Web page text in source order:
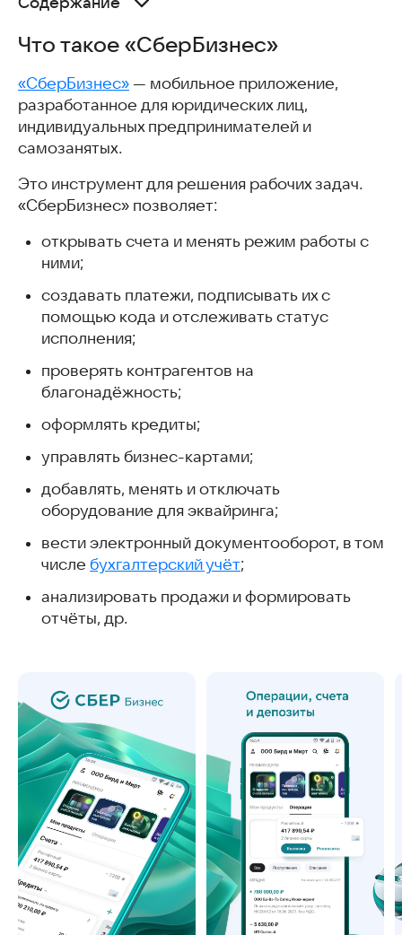
Где скачать приложение «СберБизнес» на Android
Как установить «СберБизнес» с помощью RuStore
Как обновить приложение «СберБизнес»
Как подключить «СберБизнес»
Как войти в приложение «СберБизнес»
Как пользоваться приложением «СберБизнес»
Платежи и переводы
Выставление счетов и закрывающие документы
Эквайринг
Аналитика
Отраслевые решения
Возможные проблемы при установке и работе
Скачать другие приложения ПАО «Сбербанк»
Часто задаваемые вопросы
Что такое «СберБизнес»
«СберБизнес» — мобильное приложение,
разработанное для юридических лиц,
индивидуальных предпринимателей и
самозанятых.
Это инструмент для решения рабочих задач.
«СберБизнес» позволяет:
открывать счета и менять режим работы с
ними;
создавать платежи, подписывать их с
помощью кода и отслеживать статус
исполнения;
проверять контрагентов на
благонадёжность;
оформлять кредиты;
управлять бизнес-картами;
добавлять, менять и отключать
оборудование для эквайринга;
вести электронный документооборот, в том
числе бухгалтерский учёт;
анализировать продажи и формировать
отчёты, др.